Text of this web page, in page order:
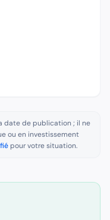
date de publication ; il ne
ou en investissement
pour votre situation.